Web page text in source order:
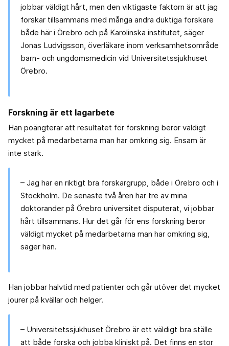
jobbar väldigt hårt, men den viktigaste faktorn är att jag
forskar tillsammans med många andra duktiga forskare
både här i Örebro och på Karolinska institutet, säger
Jonas Ludvigsson, överläkare inom verksamhetsområde
barn- och ungdomsmedicin vid Universitetssjukhuset
Örebro.
Forskning är ett lagarbete
Han poängterar att resultatet för forskning beror väldigt
mycket på medarbetarna man har omkring sig. Ensam är
inte stark.
– Jag har en riktigt bra forskargrupp, både i Örebro och i
Stockholm. De senaste två åren har tre av mina
doktorander på Örebro universitet disputerat, vi jobbar
hårt tillsammans. Hur det går för ens forskning beror
väldigt mycket på medarbetarna man har omkring sig,
säger han.
Han jobbar halvtid med patienter och går utöver det mycket
jourer på kvällar och helger.
– Universitetssjukhuset Örebro är ett väldigt bra ställe
att både forska och jobba kliniskt på. Det finns en stor